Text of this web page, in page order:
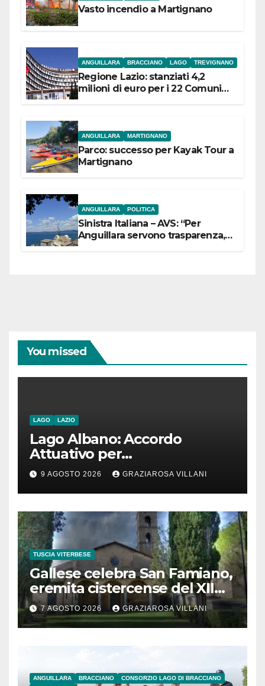
Vasto incendio a Martignano
ANGUILLARA BRACCIANO LAGO TREVIGNANO
Regione Lazio: stanziati 4,2
milioni di euro per i 22 Comuni
ANGUILLARA MARTIGNANO
Parco: successo per Kayak Tour a
Martignano
ANGUILLARA POLITICA
Sinistra Italiana – AVS: “Per
Anguillara servono trasparenza,
You missed
LAGO LAZIO
Lago Albano: Accordo
Attuativo per
l’interconnessione
acquedottistica da 29,5
milioni di euro
9 AGOSTO 2026 GRAZIAROSA VILLANI
TUSCIA VITERBESE
Gallese celebra San Famiano,
eremita cistercense del XII
secolo
7 AGOSTO 2026 GRAZIAROSA VILLANI
ANGUILLARA BRACCIANO
CONSORZIO LAGO DI BRACCIANO